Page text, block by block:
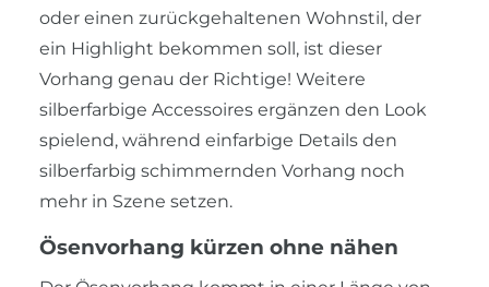
oder einen zurückgehaltenen Wohnstil, der
ein Highlight bekommen soll, ist dieser
Vorhang genau der Richtige! Weitere
silberfarbige Accessoires ergänzen den Look
spielend, während einfarbige Details den
silberfarbig schimmernden Vorhang noch
mehr in Szene setzen.
Ösenvorhang kürzen ohne nähen